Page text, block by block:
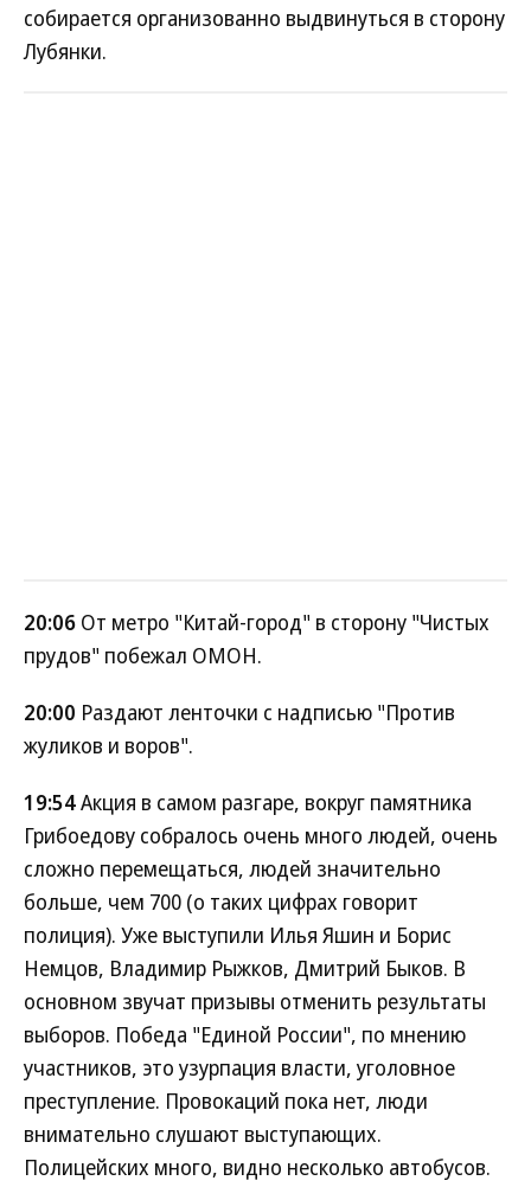
собирается организованно выдвинуться в сторону
Лубянки.
20:06 От метро "Китай-город" в сторону "Чистых
прудов" побежал ОМОН.
20:00 Раздают ленточки с надписью "Против
жуликов и воров".
19:54Акция в самом разгаре, вокруг памятника
Грибоедову собралось очень много людей, очень
сложно перемещаться, людей значительно
больше, чем 700 (о таких цифрах говорит
полиция). Уже выступили Илья Яшин и Борис
Немцов, Владимир Рыжков, Дмитрий Быков. В
основном звучат призывы отменить результаты
выборов. Победа "Единой России", по мнению
участников, это узурпация власти, уголовное
преступление. Провокаций пока нет, люди
внимательно слушают выступающих.
Полицейских много, видно несколько автобусов.